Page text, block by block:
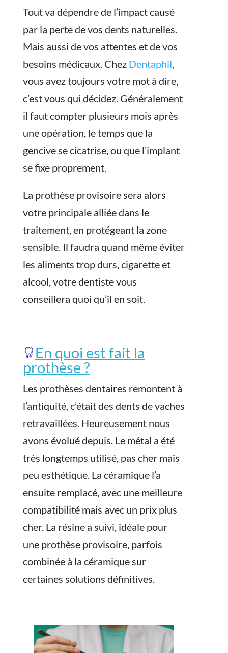
Tout va dépendre de l’impact causé
par la perte de vos dents naturelles.
Mais aussi de vos attentes et de vos
besoins médicaux. Chez Dentaphil,
vous avez toujours votre mot à dire,
c’est vous qui décidez. Généralement
il faut compter plusieurs mois après
une opération, le temps que la
gencive se cicatrise, ou que l’implant
se fixe proprement.
La prothèse provisoire sera alors
votre principale alliée dans le
traitement, en protégeant la zone
sensible. Il faudra quand même éviter
les aliments trop durs, cigarette et
alcool, votre dentiste vous
conseillera quoi qu’il en soit.
En quoi est fait la
prothèse ?
Les prothèses dentaires remontent à
l’antiquité, c’était des dents de vaches
retravaillées. Heureusement nous
avons évolué depuis. Le métal a été
très longtemps utilisé, pas cher mais
peu esthétique. La céramique l’a
ensuite remplacé, avec une meilleure
compatibilité mais avec un prix plus
cher. La résine a suivi, idéale pour
une prothèse provisoire, parfois
combinée à la céramique sur
certaines solutions définitives.